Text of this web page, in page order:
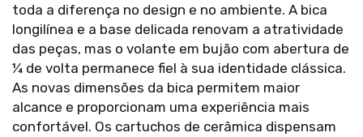
toda a diferença no design e no ambiente. A bica
longilínea e a base delicada renovam a atratividade
das peças, mas o volante em bujão com abertura de
¼ de volta permanece fiel à sua identidade clássica.
As novas dimensões da bica permitem maior
alcance e proporcionam uma experiência mais
confortável. Os cartuchos de cerâmica dispensam